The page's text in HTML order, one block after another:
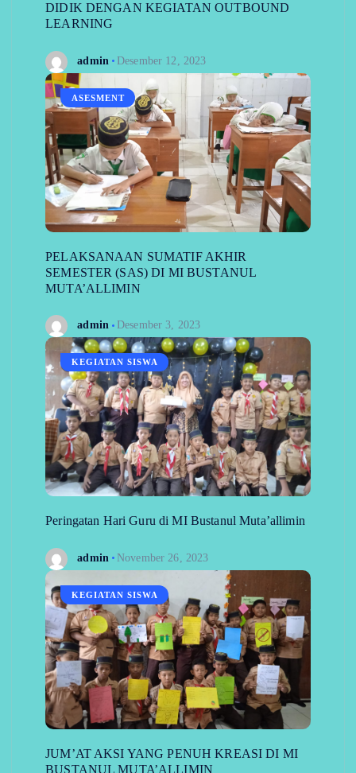
DIDIK DENGAN KEGIATAN OUTBOUND
LEARNING
admin Desember 12, 2023
ASESMENT
PELAKSANAAN SUMATIF AKHIR
SEMESTER (SAS) DI MI BUSTANUL
MUTA’ALLIMIN
admin Desember 3, 2023
KEGIATAN SISWA
Peringatan Hari Guru di MI Bustanul Muta’allimin
admin November 26, 2023
KEGIATAN SISWA
JUM’AT AKSI YANG PENUH KREASI DI MI
BUSTANUL MUTA’ALLIMIN